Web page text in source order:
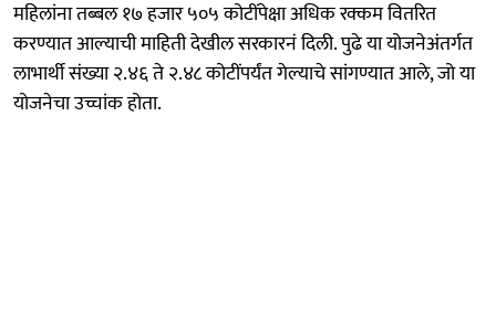
महिलांना तब्बल १७ हजार ५०५ कोटींपेक्षा अधिक रक्कम वितरित
करण्यात आल्याची माहिती देखील सरकारनं दिली. पुढे या योजनेअंतर्गत
लाभार्थी संख्या २.४६ ते २.४८ कोटींपर्यंत गेल्याचे सांगण्यात आले, जो या
योजनेचा उच्चांक होता.